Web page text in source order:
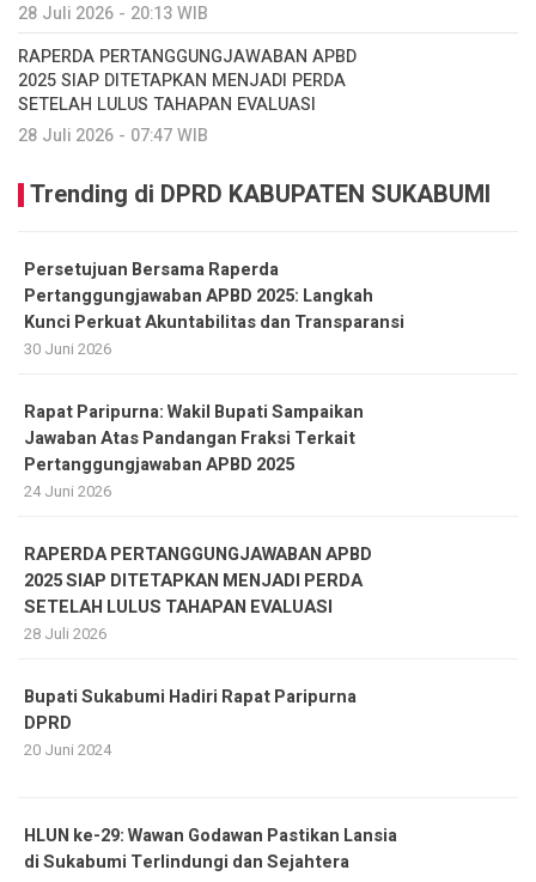
28 Juli 2026 - 20:13 WIB
RAPERDA PERTANGGUNGJAWABAN APBD
2025 SIAP DITETAPKAN MENJADI PERDA
SETELAH LULUS TAHAPAN EVALUASI
28 Juli 2026 - 07:47 WIB
Trending di DPRD KABUPATEN SUKABUMI
Persetujuan Bersama Raperda
Pertanggungjawaban APBD 2025: Langkah
Kunci Perkuat Akuntabilitas dan Transparansi
30 Juni 2026
Rapat Paripurna: Wakil Bupati Sampaikan
Jawaban Atas Pandangan Fraksi Terkait
Pertanggungjawaban APBD 2025
24 Juni 2026
RAPERDA PERTANGGUNGJAWABAN APBD
2025 SIAP DITETAPKAN MENJADI PERDA
SETELAH LULUS TAHAPAN EVALUASI
28 Juli 2026
Bupati Sukabumi Hadiri Rapat Paripurna
DPRD
20 Juni 2024
HLUN ke-29: Wawan Godawan Pastikan Lansia
di Sukabumi Terlindungi dan Sejahtera